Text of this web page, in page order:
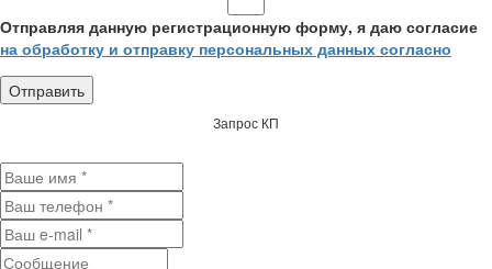
Отправляя данную регистрационную форму, я даю согласие
на обработку и отправку персональных данных согласно
Запрос КП